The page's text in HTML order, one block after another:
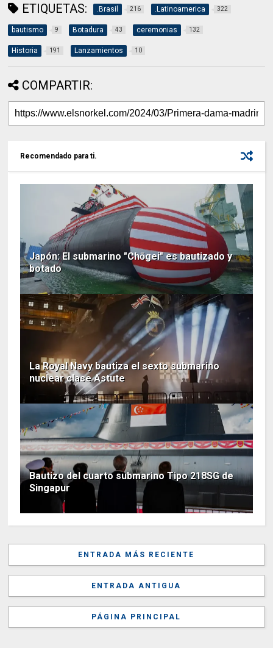
ETIQUETAS: .Brasil 216 .Latinoamerica 322
bautismo 9 Botadura 43 ceremonias 132
Historia 191 Lanzamientos 10
COMPARTIR:
Recomendado para ti.
Japón: El submarino "Chōgei" es bautizado y
botado
La Royal Navy bautiza el sexto submarino
nuclear clase Astute
Bautizo del cuarto submarino Tipo 218SG de
Singapur
ENTRADA MÁS RECIENTE
ENTRADA ANTIGUA
PÁGINA PRINCIPAL